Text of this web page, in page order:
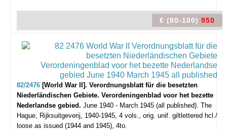
€ (80-100) 950
82/2476 [World War II]. Verordnungsblatt für die besetzten
Niederländischen Gebiete. Verordeningenblad voor het bezette
Nederlandse gebied. June 1940 - March 1945 (all published). The
Hague, Rijksuitgeverij, 1940-1945, 4 vols., orig. unif. giltlettered hcl./
loose as issued (1944 and 1945), 4to.